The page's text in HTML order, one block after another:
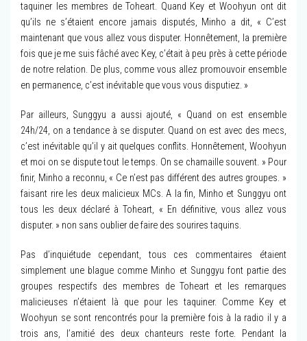
taquiner les membres de Toheart. Quand Key et Woohyun ont dit
qu’ils ne s’étaient encore jamais disputés, Minho a dit, « C’est
maintenant que vous allez vous disputer. Honnêtement, la première
fois que je me suis fâché avec Key, c’était à peu près à cette période
de notre relation. De plus, comme vous allez promouvoir ensemble
en permanence, c’est inévitable que vous vous disputiez. »
Par ailleurs, Sunggyu a aussi ajouté, « Quand on est ensemble
24h/24, on a tendance à se disputer. Quand on est avec des mecs,
c’est inévitable qu’il y ait quelques conflits. Honnêtement, Woohyun
et moi on se dispute tout le temps. On se chamaille souvent. » Pour
finir, Minho a reconnu, « Ce n’est pas différent des autres groupes. »
faisant rire les deux malicieux MCs. A la fin, Minho et Sunggyu ont
tous les deux déclaré à Toheart, « En définitive, vous allez vous
disputer. » non sans oublier de faire des sourires taquins.
Pas d’inquiétude cependant, tous ces commentaires étaient
simplement une blague comme Minho et Sunggyu font partie des
groupes respectifs des membres de Toheart et les remarques
malicieuses n’étaient là que pour les taquiner. Comme Key et
Woohyun se sont rencontrés pour la première fois à la radio il y a
trois ans, l’amitié des deux chanteurs reste forte. Pendant la